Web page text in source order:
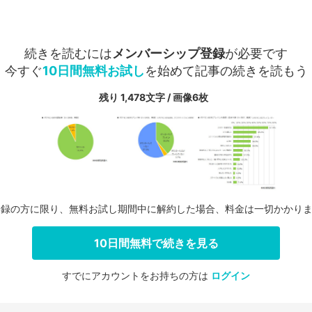
続きを読むにはメンバーシップ登録が必要です
今すぐ10日間無料お試しを始めて記事の続きを読もう
残り 1,478文字 / 画像6枚
の方に限り、無料お試し期間中に解約した場合、料金は一切かかり
10日間無料で続きを見る
すでにアカウントをお持ちの方は ログイン